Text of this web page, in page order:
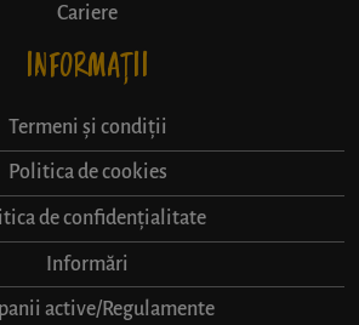
Cariere
INFORMAȚII
Termeni și condiții
Politica de cookies
de confidențialitate
Informări
active/Regulamente